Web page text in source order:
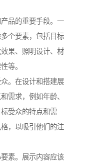
品的重要手段。一
个要素，包括目标
果、照明设计、材
等。
。在设计和搭建展
需求，例如年龄、
受众的特点和需
，以吸引他们的注
素。展示内容应该